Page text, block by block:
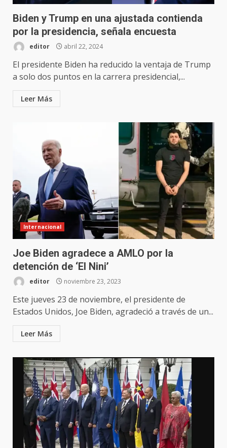
Biden y Trump en una ajustada contienda
por la presidencia, señala encuesta
editor abril 22, 2024
El presidente Biden ha reducido la ventaja de Trump
a solo dos puntos en la carrera presidencial,...
Leer Más
Internacional
Joe Biden agradece a AMLO por la
detención de ‘El Nini’
editor noviembre 23, 2023
Este jueves 23 de noviembre, el presidente de
Estados Unidos, Joe Biden, agradeció a través de un...
Leer Más